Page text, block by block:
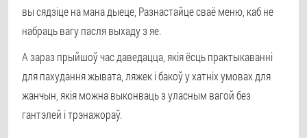
вы сядзіце на мана дыеце, Разнастайце сваё меню, каб не
набраць вагу пасля выхаду з яе.
А зараз прыйшоў час даведацца, якія ёсць практыкаванні
для пахудання жывата, ляжек і бакоў у хатніх умовах для
жанчын, якія можна выконваць з уласным вагой без
гантэлей і трэнажораў.